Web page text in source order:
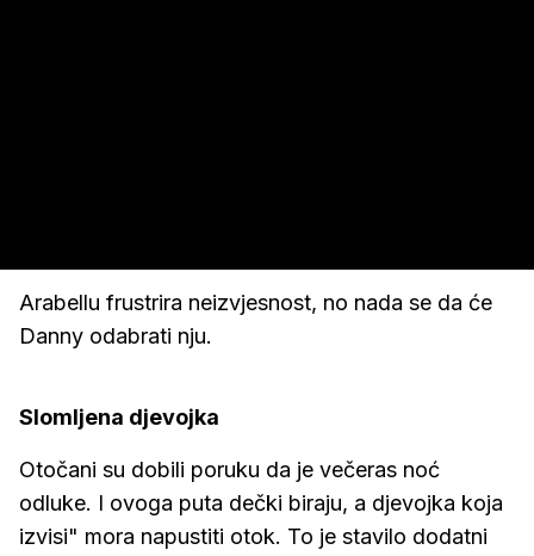
Arabellu frustrira neizvjesnost, no nada se da će
Danny odabrati nju.
Slomljena djevojka
Otočani su dobili poruku da je večeras noć
odluke. I ovoga puta dečki biraju, a djevojka koja
izvisi" mora napustiti otok. To je stavilo dodatni